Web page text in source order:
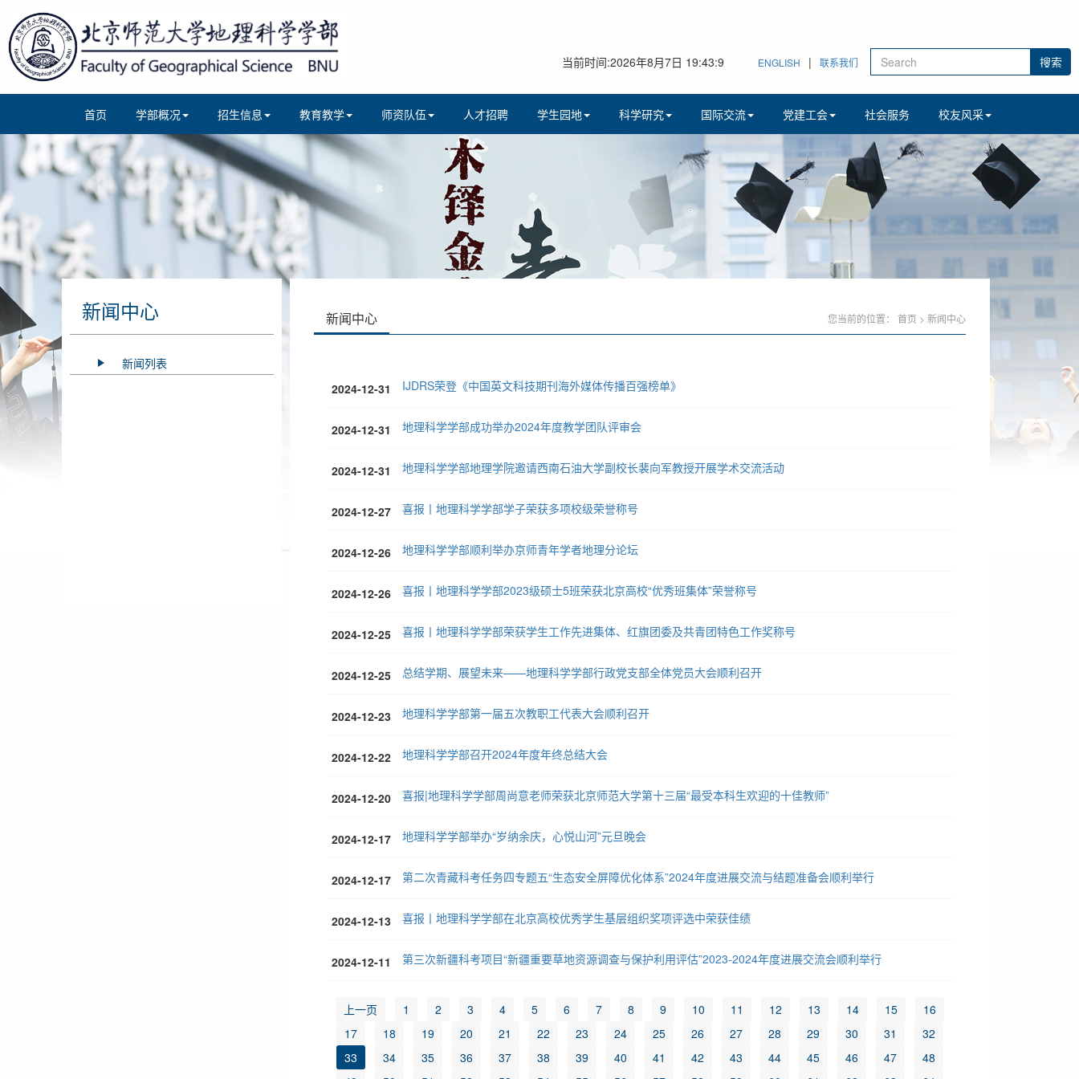
当前时间:2026年8月7日 19:43:9 ENGLISH | 联系我们
首页 学部概况 招生信息 教育教学 师资队伍 人才招聘 学生园地 科学研究 国际交流 党建工会 社会服务 校友风采
新闻中心
新闻列表
新闻中心 您当前的位置：首页 >新闻中心
2024-12-31 IJDRS荣登《中国英文科技期刊海外媒体传播百强榜单》
2024-12-31 地理科学学部成功举办2024年度教学团队评审会
2024-12-31 地理科学学部地理学院邀请西南石油大学副校长裴向军教授开展学术交流活动
2024-12-27 喜报丨地理科学学部学子荣获多项校级荣誉称号
2024-12-26 地理科学学部顺利举办京师青年学者地理分论坛
2024-12-26 喜报丨地理科学学部2023级硕士5班荣获北京高校“优秀班集体”荣誉称号
2024-12-25 喜报丨地理科学学部荣获学生工作先进集体、红旗团委及共青团特色工作奖称号
2024-12-25 总结学期、展望未来——地理科学学部行政党支部全体党员大会顺利召开
2024-12-23 地理科学学部第一届五次教职工代表大会顺利召开
2024-12-22 地理科学学部召开2024年度年终总结大会
2024-12-20 喜报|地理科学学部周尚意老师荣获北京师范大学第十三届“最受本科生欢迎的十佳教师”
2024-12-17 地理科学学部举办“岁纳余庆，心悦山河”元旦晚会
2024-12-17 第二次青藏科考任务四专题五“生态安全屏障优化体系”2024年度进展交流与结题准备会顺利举行
2024-12-13 喜报丨地理科学学部在北京高校优秀学生基层组织奖项评选中荣获佳绩
2024-12-11 第三次新疆科考项目“新疆重要草地资源调查与保护利用评估”2023-2024年度进展交流会顺利举行
上一页 1 2 3 4 5 6 7 8 9 10 11 12 13 14 15
16
17
18 19 20 21 22 23 24 25 26 27 28 29 30 31
32
33
34 35 36 37 38 39 40 41 42 43 44 45 46 47
48